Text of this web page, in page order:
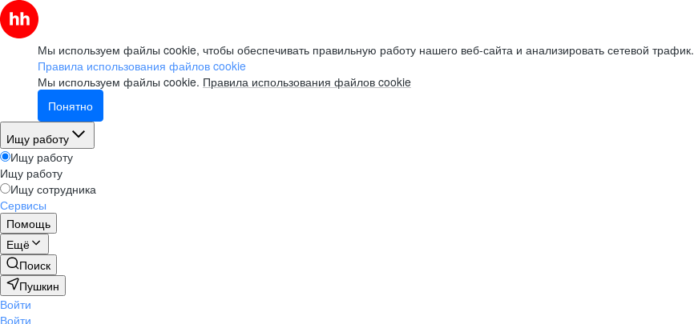
Мы используем файлы cookie, чтобы обеспечивать правильную работу нашего веб-сайта и анализировать сетевой трафик.
Правила использования файлов cookie
Мы используем файлы cookie. Правила использования файлов cookie
Понятно
Ищу работу
Ищу работу
Ищу работу
Ищу сотрудника
Сервисы
Помощь
Ещё
Поиск
Пушкин
Войти
Войти